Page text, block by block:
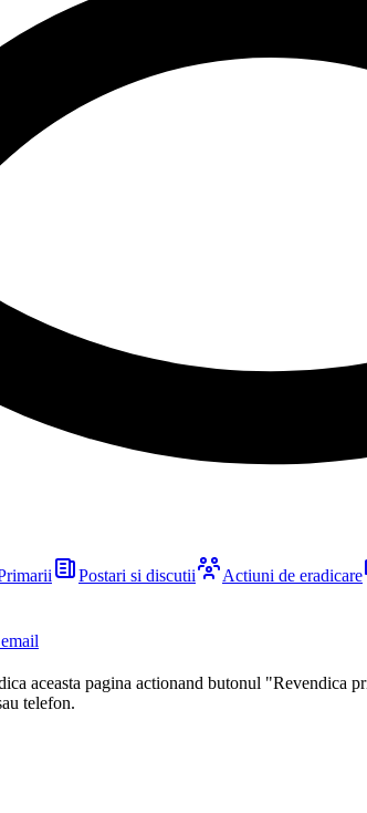
Postari si discutii Actiuni de eradicare
aceasta pagina actionand butonul "Revendica
telefon.